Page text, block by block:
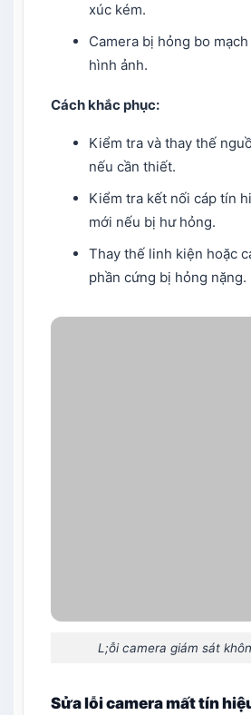
xúc kém.
Camera bị hỏng bo
hình ảnh.
Cách khắc phục:
Kiểm tra và thay thế
nếu cần thiết.
Kiểm tra kết nối cáp tín
mới nếu bị hư hỏng.
Thay thế linh kiện hoặc
phần cứng bị hỏng nặng.
L;ỗi camera giám sát
Sửa lỗi camera mất tín